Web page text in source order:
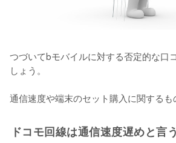
つづいてbモバイルに対する否定的な口
しょう。
通信速度や端末のセット購入に関するも
ドコモ回線は通信速度遅めと言